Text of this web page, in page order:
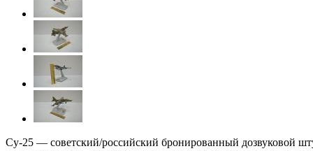
Су-25 — советский/российский бронированный дозвуковой